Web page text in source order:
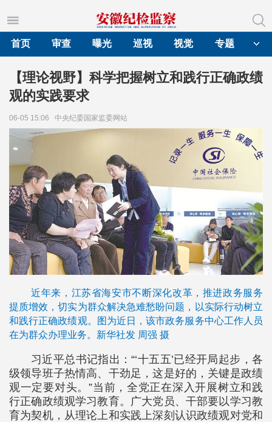
首页
审查 曝光 巡视 视觉 专题
【理论视野】科学把握树立和践行正确政绩
观的实践要求
06-05 15:06 中央纪委国家监委网站
近年来，江苏省海安市不断深化改革，推进政务服务
提质增效，切实为群众解决急难愁盼问题，以实际行动树立
和践行正确政绩观。图为近日，该市政务服务中心工作人员
在为群众办理业务。新华社发 周强 摄
习近平总书记指出：“‘十五五’已经开局起步，各
级领导班子热情高、干劲足，这是好的，关键是政绩
观一定要对头。”当前，全党正在深入开展树立和践
行正确政绩观学习教育。广大党员、干部要以学习教
育为契机，从理论上和实践上深刻认识政绩观对党和